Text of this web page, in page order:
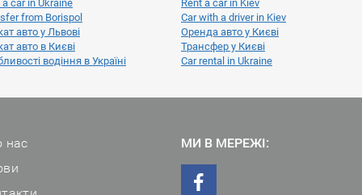
a car in Ukraine
Rent a car in Kiev
from Borispol
Car with a driver in Kiev
авто у Львові
Оренда авто у Києві
авто в Києві
Трансфер у Києві
водіння в Україні
Car rental in Ukraine
нас
МИ В МЕРЕЖІ: